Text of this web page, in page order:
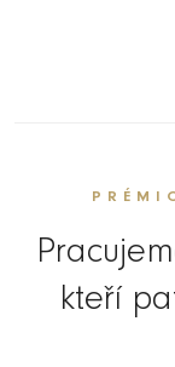
kteří